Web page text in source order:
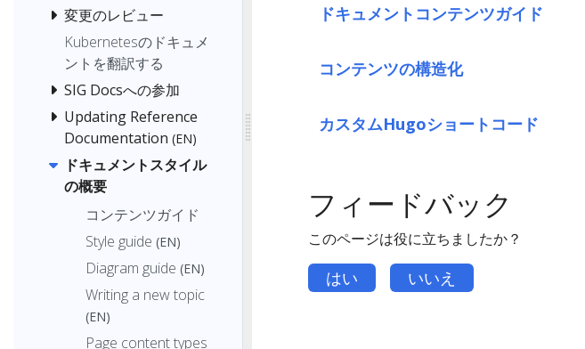
変更のレビュー
Kubernetesのドキュメ
ントを翻訳する
SIG Docsへの参加
Updating Reference
Documentation (EN)
ドキュメントスタイル
の概要
コンテンツガイド
Style guide (EN)
Diagram guide (EN)
Writing a new topic
(EN)
Page content types
ドキュメントコンテンツガイド
コンテンツの構造化
カスタムHugoショートコード
フィードバック
このページは役に立ちましたか？
はい いいえ